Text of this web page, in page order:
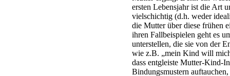
ersten Lebensjahr ist die Art
vielschichtig (d.h. weder
die Mutter über diese frühen
ihren Fallbeispielen geht es
unterstellen, die sie von der
wie z.B. „mein Kind will
dass entgleiste Mutter-Kind-
Bindungsmustern